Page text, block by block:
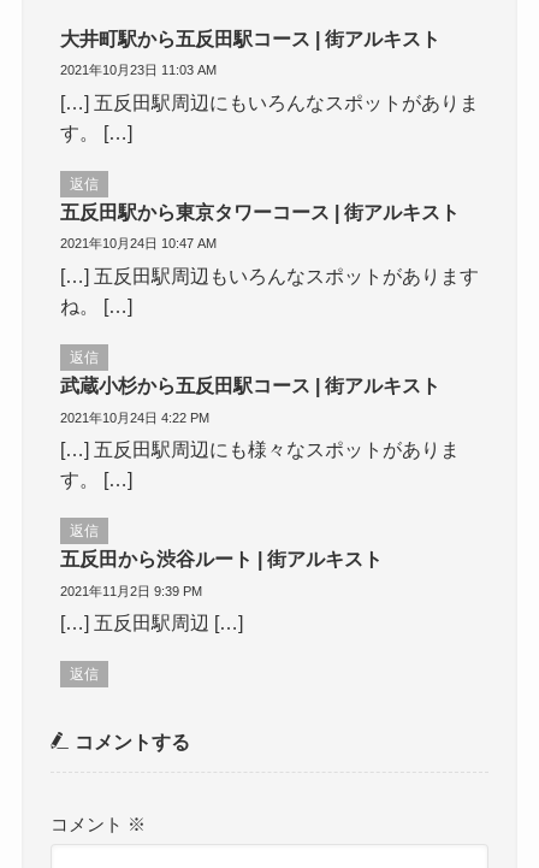
大井町駅から五反田駅コース | 街アルキスト
2021年10月23日 11:03 AM
[…] 五反田駅周辺にもいろんなスポットがありま
す。 […]
返信
五反田駅から東京タワーコース | 街アルキスト
2021年10月24日 10:47 AM
[…] 五反田駅周辺もいろんなスポットがあります
ね。 […]
返信
武蔵小杉から五反田駅コース | 街アルキスト
2021年10月24日 4:22 PM
[…] 五反田駅周辺にも様々なスポットがありま
す。 […]
返信
五反田から渋谷ルート | 街アルキスト
2021年11月2日 9:39 PM
[…] 五反田駅周辺 […]
返信
コメントする
コメント ※